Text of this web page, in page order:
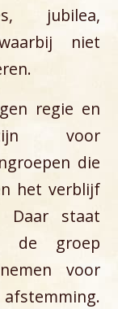
jubilea,
niet
regie en
voor
die
het verblijf
Daar staat
de groep
voor